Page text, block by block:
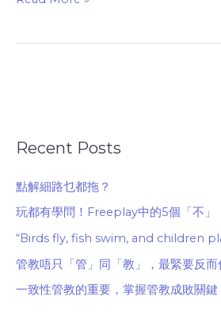
Recent Posts
點解細路乜都拖？
玩都有學問！Freeplay中的5個「不
“Birds fly, fish swim, and children
管教唔只「管」同「教」，最緊要反
一致性管教的重要，掌握管教成敗關